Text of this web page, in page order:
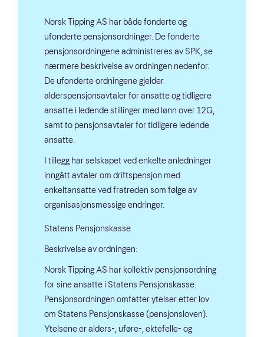
Norsk Tipping AS har både fonderte og
ufonderte pensjonsordninger. De fonderte
pensjonsordningene administreres av SPK, se
nærmere beskrivelse av ordningen nedenfor.
De ufonderte ordningene gjelder
alderspensjonsavtaler for ansatte og tidligere
ansatte i ledende stillinger med lønn over 12G,
samt to pensjonsavtaler for tidligere ledende
ansatte.
I tillegg har selskapet ved enkelte anledninger
inngått avtaler om driftspensjon med
enkeltansatte ved fratreden som følge av
organisasjonsmessige endringer.
Statens Pensjonskasse
Beskrivelse av ordningen:
Norsk Tipping AS har kollektiv pensjonsordning
for sine ansatte i Statens Pensjonskasse.
Pensjonsordningen omfatter ytelser etter lov
om Statens Pensjonskasse (pensjonsloven).
Ytelsene er alders-, uføre-, ektefelle- og